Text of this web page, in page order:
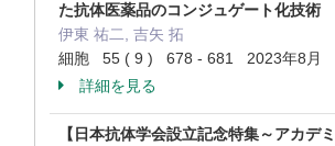
た抗体医薬品のコンジュゲート化技術
伊東 祐二, 吉矢 拓
細胞 55 ( 9 ) 678 - 681 2023年8月
詳細を見る
【日本抗体学会設立記念特集～アカデ